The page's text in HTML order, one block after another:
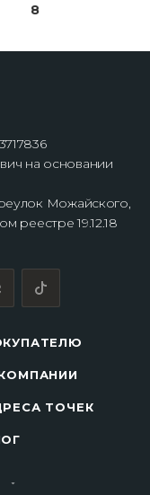
8
на основании
Можайского,
реестре 19.12.18
ТОЧЕК